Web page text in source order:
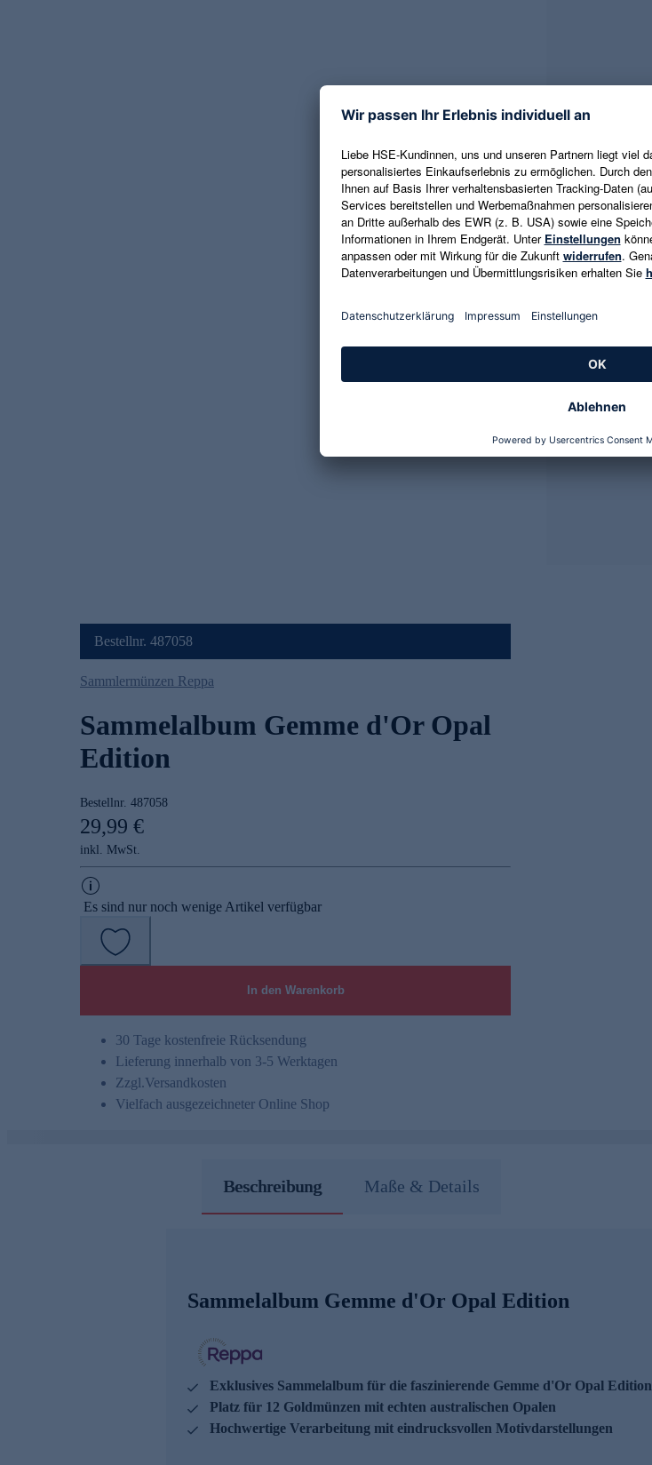
Bestellnr. 487058
Sammlermünzen Reppa
Sammelalbum Gemme d'Or Opal
Edition
Bestellnr. 487058
29,99 €
inkl. MwSt.
Es sind nur noch wenige Artikel verfügbar
In den Warenkorb
30 Tage kostenfreie Rücksendung
Lieferung innerhalb von 3-5 Werktagen
Zzgl.Versandkosten
Vielfach ausgezeichneter Online Shop
Beschreibung Maße & Details
Sammelalbum Gemme d'Or Opal Edition
Exklusives Sammelalbum für die faszinierende Gemme d'Or Opal Edition
Platz für 12 Goldmünzen mit echten australischen Opalen
Hochwertige Verarbeitung mit eindrucksvollen Motivdarstellungen